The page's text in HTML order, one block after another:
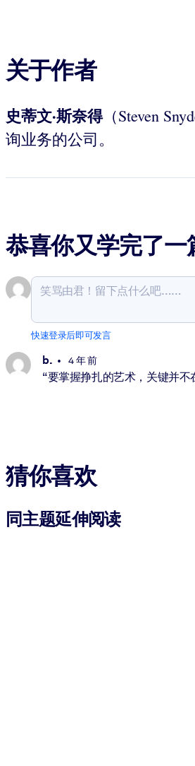
关于作者
史蒂文·斯奈得（Steven
询业务的公司。
恭喜你又学完了
快速登录后即可发言
b. 4 年 前
“要掌握挣扎的艺术，关键并
猜你喜欢
同主题延伸阅读